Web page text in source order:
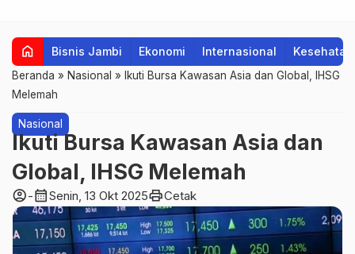
home Bisnis Jambi Ekonomi Internasional Kesehatan
Beranda » Nasional »
Ikuti Bursa Kawasan Asia dan Global, IHSG
Melemah
Nasional
Ikuti Bursa Kawasan Asia dan
Global, IHSG Melemah
account_circle-calendar_monthSenin, 13 Okt 2025printCetak